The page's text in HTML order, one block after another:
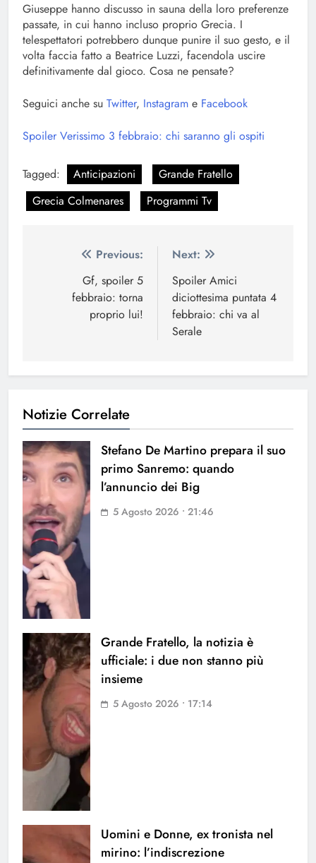
Giuseppe hanno discusso in sauna della loro preferenze
passate, in cui hanno incluso proprio Grecia. I
telespettatori potrebbero dunque punire il suo gesto, e il
volta faccia fatto a Beatrice Luzzi, facendola uscire
definitivamente dal gioco. Cosa ne pensate?
Seguici anche su Twitter, Instagram e Facebook
Spoiler Verissimo 3 febbraio: chi saranno gli ospiti
Tagged: Anticipazioni
Grande Fratello
Grecia Colmenares
Programmi Tv
Navigazione
articoli
Previous:
Gf, spoiler 5
febbraio: torna
proprio lui!
Next:
Spoiler Amici
diciottesima puntata 4
febbraio: chi va al
Serale
Notizie Correlate
Stefano De Martino prepara il suo
primo Sanremo: quando
l’annuncio dei Big
5 Agosto 2026 • 21:46
Grande Fratello, la notizia è
ufficiale: i due non stanno più
insieme
5 Agosto 2026 • 17:14
Uomini e Donne, ex tronista nel
mirino: l’indiscrezione